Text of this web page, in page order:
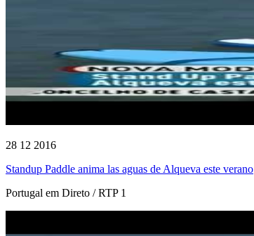
28 12 2016
Standup Paddle anima las aguas de Alqueva este verano
Portugal em Direto / RTP 1